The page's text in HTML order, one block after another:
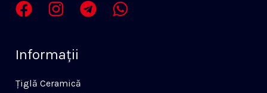
Informaţii
Ţiglă Ceramică